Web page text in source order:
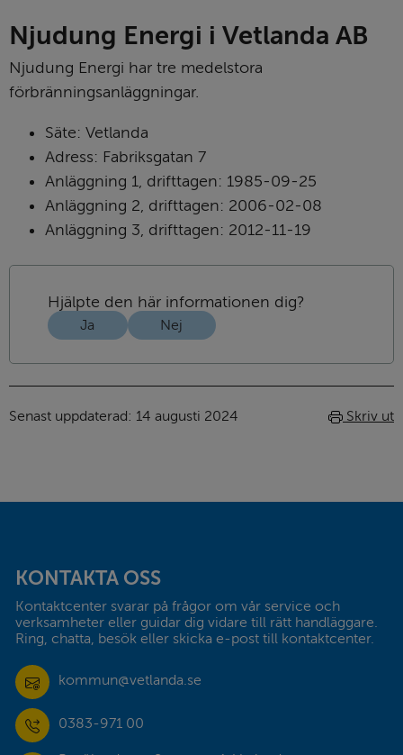
Njudung Energi i Vetlanda AB
Njudung Energi har tre medelstora
förbränningsanläggningar.
Säte: Vetlanda
Adress: Fabriksgatan 7
Anläggning 1, drifttagen: 1985-09-25
Anläggning 2, drifttagen: 2006-02-08
Anläggning 3, drifttagen: 2012-11-19
Hjälpte den här informationen dig?
Ja Nej
Senast uppdaterad: 14 augusti 2024 Skriv ut
KONTAKTA OSS
Kontaktcenter svarar på frågor om vår service och
verksamheter eller guidar dig vidare till rätt handläggare.
Ring, chatta, besök eller skicka e-post till kontaktcenter.
kommun@vetlanda.se
0383-971 00